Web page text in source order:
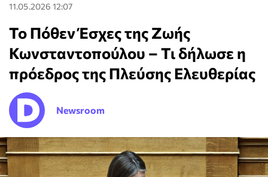
11.05.2026 12:07
Το Πόθεν Έσχες της Ζωής
Κωνσταντοπούλου – Τι δήλωσε η
πρόεδρος της Πλεύσης Ελευθερίας
Newsroom